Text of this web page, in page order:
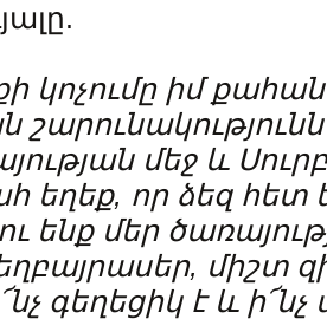
կոչումը իմ
մեջ և
եղեք, որ ձեզ հետ
ենք մեր
միշտ
գեղեցիկ է և ի՜նչ